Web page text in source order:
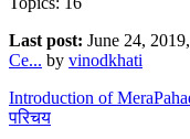
Last post: June 24,
Ce... by vinodkhati
Introduction of
परिचय